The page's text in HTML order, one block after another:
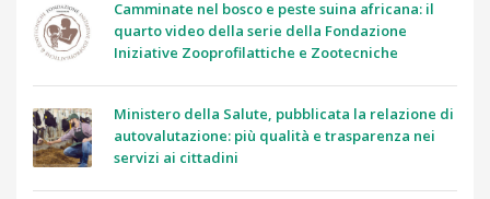
Camminate nel bosco e peste suina africana: il
quarto video della serie della Fondazione
Iniziative Zooprofilattiche e Zootecniche
Ministero della Salute, pubblicata la relazione di
autovalutazione: più qualità e trasparenza nei
servizi ai cittadini